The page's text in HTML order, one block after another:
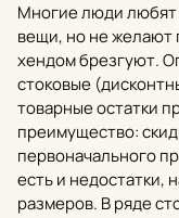
Многие люди любят
вещи, но не желают
хендом брезгуют.
стоковые
товарные остатки
преимущество:
первоначального
есть и недостатки,
размеров. В ряде